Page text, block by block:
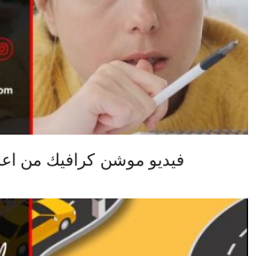
فيديو موشن كرافيك من